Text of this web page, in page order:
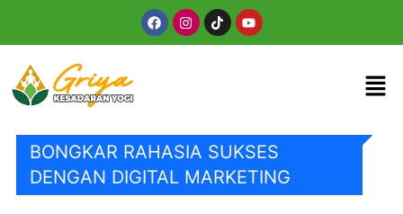
FacebookInstagram
TiktokYoutube
BONGKAR RAHASIA SUKSES
DENGAN DIGITAL MARKETING